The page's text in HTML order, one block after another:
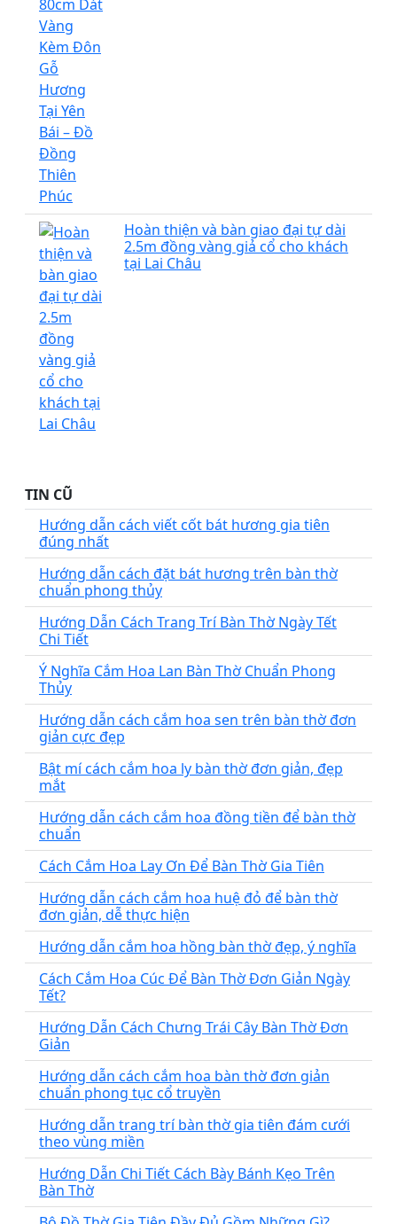
Hoàn thiện và bàn giao đại tự dài
2.5m đồng vàng giả cổ cho khách
tại Lai Châu
TIN CŨ
Hướng dẫn cách viết cốt bát hương gia tiên
đúng nhất
Hướng dẫn cách đặt bát hương trên bàn thờ
chuẩn phong thủy
Hướng Dẫn Cách Trang Trí Bàn Thờ Ngày Tết
Chi Tiết
Ý Nghĩa Cắm Hoa Lan Bàn Thờ Chuẩn Phong
Thủy
Hướng dẫn cách cắm hoa sen trên bàn thờ đơn
giản cực đẹp
Bật mí cách cắm hoa ly bàn thờ đơn giản, đẹp
mắt
Hướng dẫn cách cắm hoa đồng tiền để bàn thờ
chuẩn
Cách Cắm Hoa Lay Ơn Để Bàn Thờ Gia Tiên
Hướng dẫn cách cắm hoa huệ đỏ để bàn thờ
đơn giản, dễ thực hiện
Hướng dẫn cắm hoa hồng bàn thờ đẹp, ý nghĩa
Cách Cắm Hoa Cúc Để Bàn Thờ Đơn Giản Ngày
Tết?
Hướng Dẫn Cách Chưng Trái Cây Bàn Thờ Đơn
Giản
Hướng dẫn cách cắm hoa bàn thờ đơn giản
chuẩn phong tục cổ truyền
Hướng dẫn trang trí bàn thờ gia tiên đám cưới
theo vùng miền
Hướng Dẫn Chi Tiết Cách Bày Bánh Kẹo Trên
Bàn Thờ